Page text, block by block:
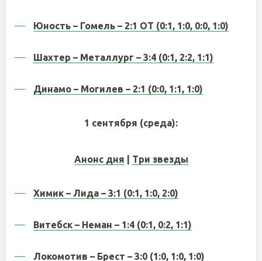
Юность – Гомель – 2:1 ОТ (0:1, 1:0, 0:0, 1:0)
Шахтер – Металлург – 3:4 (0:1, 2:2, 1:1)
Динамо – Могилев – 2:1 (0:0, 1:1, 1:0)
1 сентября (среда):
Анонс дня Три звезды
Химик – Лида – 3:1 (0:1, 1:0, 2:0)
Витебск – Неман – 1:4 (0:1, 0:2, 1:1)
Локомотив – Брест – 3:0 (1:0, 1:0, 1:0)